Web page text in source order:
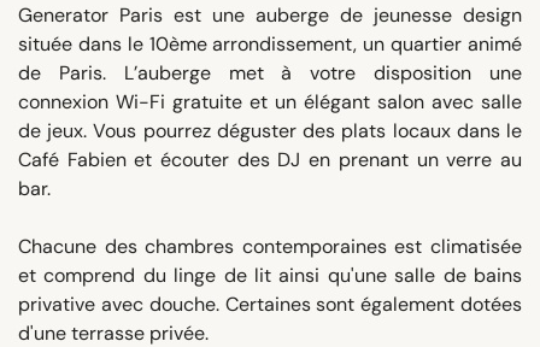
Generator Paris est une auberge de jeunesse design
située dans le 10ème arrondissement, un quartier animé
de Paris. L’auberge met à votre disposition une
connexion Wi-Fi gratuite et un élégant salon avec salle
de jeux. Vous pourrez déguster des plats locaux dans le
Café Fabien et écouter des DJ en prenant un verre au
bar.
Chacune des chambres contemporaines est climatisée
et comprend du linge de lit ainsi qu'une salle de bains
privative avec douche. Certaines sont également dotées
d'une terrasse privée.